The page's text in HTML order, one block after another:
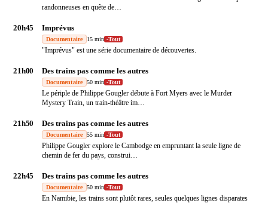
randonneuses en quête de…
20h45 Imprévus
Documentaire 15 min -Tout
"Imprévus" est une série documentaire de découvertes.
21h00 Des trains pas comme les autres
Documentaire 50 min -Tout
Le périple de Philippe Gougler débute à Fort Myers avec le Murder
Mystery Train, un train-théâtre im…
21h50 Des trains pas comme les autres
Documentaire 55 min -Tout
Philippe Gougler explore le Cambodge en empruntant la seule ligne de
chemin de fer du pays, construi…
22h45 Des trains pas comme les autres
Documentaire 50 min -Tout
En Namibie, les trains sont plutôt rares, seules quelques lignes disparates